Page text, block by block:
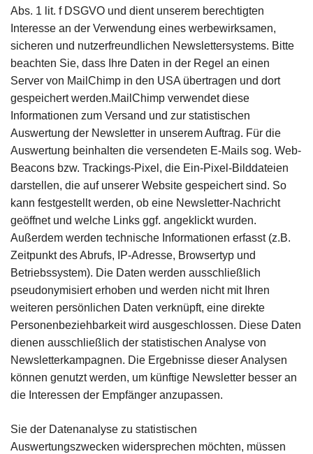
Abs. 1 lit. f DSGVO und dient unserem berechtigten
Interesse an der Verwendung eines werbewirksamen,
sicheren und nutzerfreundlichen Newslettersystems. Bitte
beachten Sie, dass Ihre Daten in der Regel an einen
Server von MailChimp in den USA übertragen und dort
gespeichert werden.MailChimp verwendet diese
Informationen zum Versand und zur statistischen
Auswertung der Newsletter in unserem Auftrag. Für die
Auswertung beinhalten die versendeten E-Mails sog. Web-
Beacons bzw. Trackings-Pixel, die Ein-Pixel-Bilddateien
darstellen, die auf unserer Website gespeichert sind. So
kann festgestellt werden, ob eine Newsletter-Nachricht
geöffnet und welche Links ggf. angeklickt wurden.
Außerdem werden technische Informationen erfasst (z.B.
Zeitpunkt des Abrufs, IP-Adresse, Browsertyp und
Betriebssystem). Die Daten werden ausschließlich
pseudonymisiert erhoben und werden nicht mit Ihren
weiteren persönlichen Daten verknüpft, eine direkte
Personenbeziehbarkeit wird ausgeschlossen. Diese Daten
dienen ausschließlich der statistischen Analyse von
Newsletterkampagnen. Die Ergebnisse dieser Analysen
können genutzt werden, um künftige Newsletter besser an
die Interessen der Empfänger anzupassen.
Sie der Datenanalyse zu statistischen
Auswertungszwecken widersprechen möchten, müssen